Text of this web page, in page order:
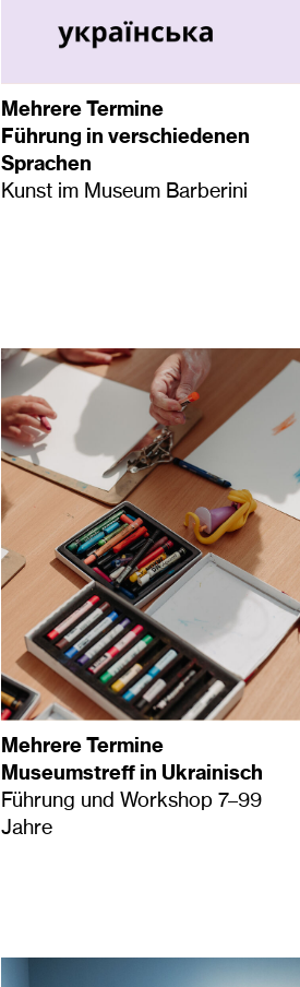
Mehrere Termine
Führung in verschiedenen
Sprachen
Kunst im Museum Barberini
Mehrere Termine
Museumstreff in Ukrainisch
Führung und Workshop 7–99
Jahre